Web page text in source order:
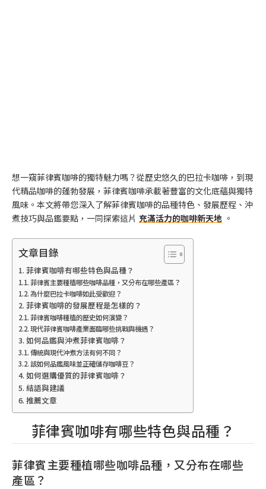
想一窺菲律賓咖啡的獨特魅力嗎？從歷史悠久的巴拉卡咖啡，到現
代精品咖啡的蓬勃發展，菲律賓咖啡承載著豐富的文化底蘊與獨特
風味。本文將帶您深入了解菲律賓咖啡的品種特色、發展歷程、沖
煮技巧與品鑑要點，一同探索這片 充滿活力的咖啡新天地 。
文章目錄
菲律賓咖啡有哪些特色與品種？
菲律賓主要種植哪些咖啡品種，又分布在哪些產區？
為什麼巴拉卡咖啡如此受歡迎？
菲律賓咖啡的發展歷程是怎樣的？
菲律賓咖啡種植的歷史如何演變？
現代菲律賓咖啡產業面臨哪些挑戰與機遇？
如何品鑑與沖煮菲律賓咖啡？
傳統與現代沖煮方法有何不同？
該如何品鑑風味並正確儲存咖啡豆？
如何選購優質的菲律賓咖啡？
結語與建議
推薦文章
菲律賓咖啡有哪些特色與品種？
菲律賓主要種植哪些咖啡品種，又分布在哪些
產區？